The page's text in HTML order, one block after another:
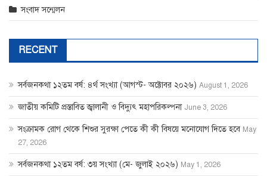
সংবাদ সন্মেলন
RECENT
সর্বজনকথা ১২তম বর্ষ: ৪র্থ সংখ্যা (আগস্ট- অক্টোবর ২০২৬) August 1, 2026
জাতীয় কমিটি প্রস্তাবিত জ্বালানী ও বিদ্যুৎ মহাপরিকল্পনা June 3, 2026
সংক্রামক রোগ থেকে শিশুর সুরক্ষা পেতে কী কী বিষয়ে মনোযোগ দিতে হবে May
27, 2026
সর্বজনকথা ১২তম বর্ষ: ৩য় সংখ্যা (মে- জুলাই ২০২৬) May 1, 2026